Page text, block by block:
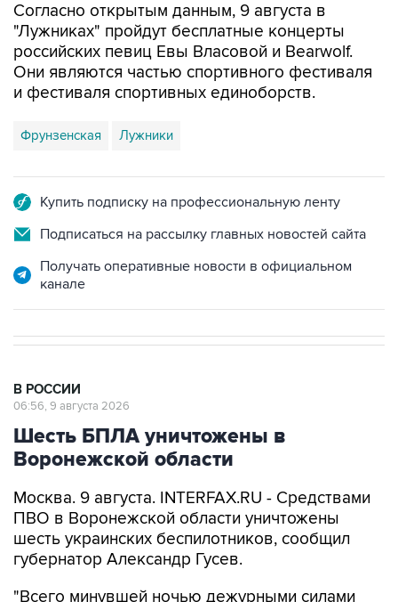
Согласно открытым данным, 9 августа в
"Лужниках" пройдут бесплатные концерты
российских певиц Евы Власовой и Bearwolf.
Они являются частью спортивного фестиваля
и фестиваля спортивных единоборств.
Фрунзенская Лужники
Купить подписку на профессиональную ленту
Подписаться на рассылку главных новостей сайта
Получать оперативные новости в официальном
канале
В РОССИИ
06:56, 9 августа 2026
Шесть БПЛА уничтожены в
Воронежской области
Москва. 9 августа. INTERFAX.RU - Средствами
ПВО в Воронежской области уничтожены
шесть украинских беспилотников, сообщил
губернатор Александр Гусев.
"Всего минувшей ночью дежурными силами